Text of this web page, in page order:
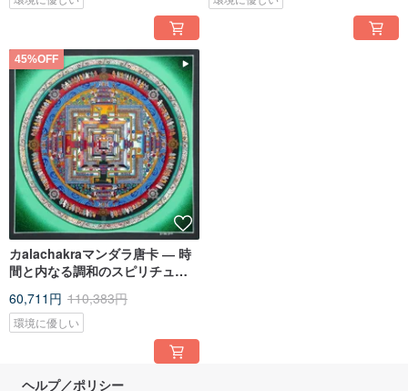
45%OFF
カalachakraマンダラ唐卡 ― 時
間と内なる調和のスピリチュア
60,711円 110,383円
環境に優しい
ヘルプ／ポリシー